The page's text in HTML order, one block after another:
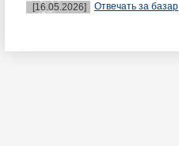
[16.05.2026]
Отвечать за базар